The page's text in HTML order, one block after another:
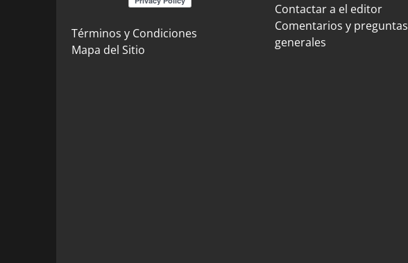
Términos y Condiciones
Mapa del Sitio
Contactar a el editor
Comentarios y preguntas
generales